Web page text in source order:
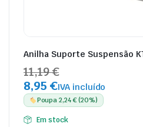
Anilha Suporte Suspensão
11,19 €
8,95 €IVA incluído
Poupa 2,24 € (20%)
Em stock